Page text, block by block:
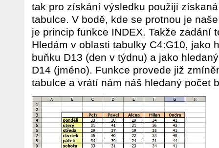
tak pro získání výsledku použiji
tabulce. V bodě, kde se protnou je
je princip funkce INDEX. Takže zadání
Hledám v oblasti tabulky C4:G10, jako
buňku D13 (den v týdnu) a jako
D14 (jméno). Funkce provede již
tabulce a vrátí nám náš hledaný počet